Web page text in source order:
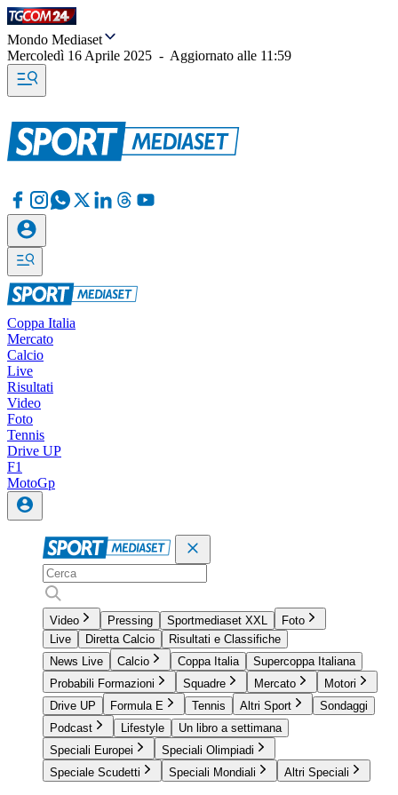
Mondo Mediaset
Mercoledì 16 Aprile 2025 - Aggiornato alle 11:59
Coppa Italia
Mercato
Calcio
Live
Risultati
Video
Foto
Tennis
Drive UP
F1
MotoGp
Video Pressing Sportmediaset XXL
Foto
Live
Diretta Calcio
Risultati e Classifiche
News Live
Calcio Coppa Italia
Supercoppa Italiana
Probabili Formazioni
Squadre Mercato
Motori
Drive UP
Formula E Tennis Altri Sport
Sondaggi
Podcast
Lifestyle
Un libro a settimana
Speciali Europei
Speciali Olimpiadi
Speciale Scudetti
Speciali Mondiali Altri Speciali